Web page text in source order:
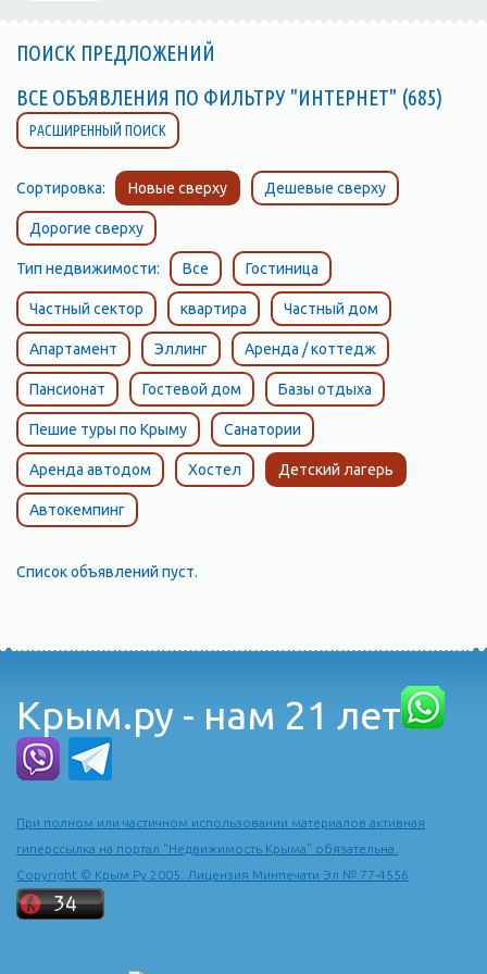
ПОИСК ПРЕДЛОЖЕНИЙ
ВСЕ ОБЪЯВЛЕНИЯ ПО ФИЛЬТРУ "ИНТЕРНЕТ" (685)
РАСШИРЕННЫЙ ПОИСК
Сортировка: Новые сверху Дешевые сверху
Дорогие сверху
Тип недвижимости: Все Гостиница
Частный сектор квартира Частный дом
Апартамент Эллинг Аренда / коттедж
Пансионат Гостевой дом Базы отдыха
Пешие туры по Крыму Санатории
Аренда автодом Хостел Детский лагерь
Автокемпинг
Список объявлений пуст.
Крым.ру - нам 21 лет
При полном или частичном использовании материалов активная
гиперссылка на портал "Недвижимость Крыма" обязательна.
Copyright © Крым.Ру 2005. Лицензия Минпечати Эл № 77-4556